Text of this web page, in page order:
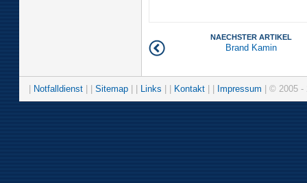
NAECHSTER ARTIKEL
Brand Kamin
Notfalldienst Sitemap Links Kontakt Impressum | © 2005 -